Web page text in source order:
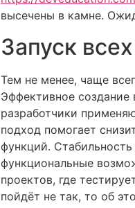
высечены в камне.
Запуск
Тем не менее, чаще
Эффективное
разработчики
подход помогает
функций.
функциональные
проектов, где
пойдёт не так, то об